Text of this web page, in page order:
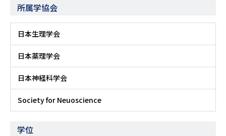
所属学協会
日本生理学会
日本薬理学会
日本神経科学会
Society for Neuoscience
学位